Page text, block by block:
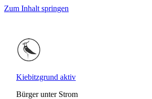
Zum Inhalt springen
Kiebitzgrund aktiv
Bürger unter Strom